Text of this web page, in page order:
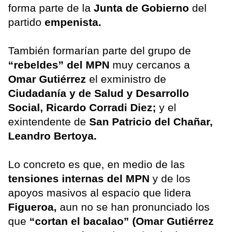
forma parte de la Junta de Gobierno del
partido empenista.
También formarían parte del grupo de
“rebeldes” del MPN muy cercanos a
Omar Gutiérrez el exministro de
Ciudadanía y de Salud y Desarrollo
Social, Ricardo Corradi Diez; y el
exintendente de San Patricio del Chañar,
Leandro Bertoya.
Lo concreto es que, en medio de las
tensiones internas del MPN y de los
apoyos masivos al espacio que lidera
Figueroa, aun no se han pronunciado los
que “cortan el bacalao” (Omar Gutiérrez